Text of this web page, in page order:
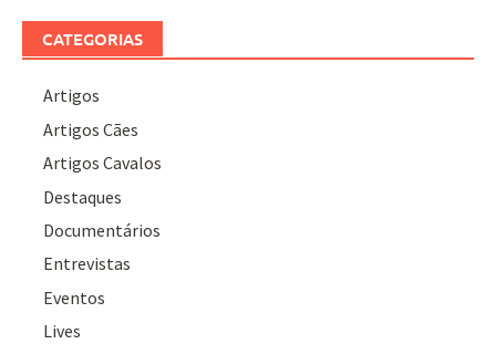
CATEGORIAS
Artigos
Artigos Cães
Artigos Cavalos
Destaques
Documentários
Entrevistas
Eventos
Lives